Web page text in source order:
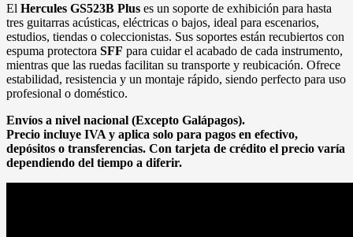
El Hercules GS523B Plus es un soporte de exhibición para hasta
tres guitarras acústicas, eléctricas o bajos, ideal para escenarios,
estudios, tiendas o coleccionistas. Sus soportes están recubiertos con
espuma protectora SFF para cuidar el acabado de cada instrumento,
mientras que las ruedas facilitan su transporte y reubicación. Ofrece
estabilidad, resistencia y un montaje rápido, siendo perfecto para uso
profesional o doméstico.
Envíos a nivel nacional (Excepto Galápagos).
Precio incluye IVA y aplica solo para pagos en efectivo,
depósitos o transferencias. Con tarjeta de crédito el precio varía
dependiendo del tiempo a diferir.